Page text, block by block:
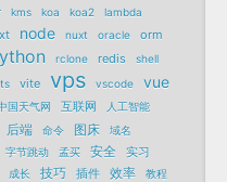
kms koa koa2 lambda
node nuxt oracle orm
rclone redis shell
ts vite vps vscode vue
国天气网 互联网 人工智能
后端 命令 图床
域名
字节跳动 孟买 安全 实习
成长 技巧 插件 效率
教程